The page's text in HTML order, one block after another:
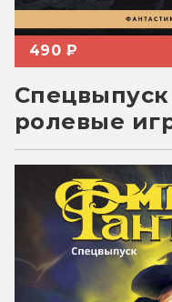
490 ₽
ролевые